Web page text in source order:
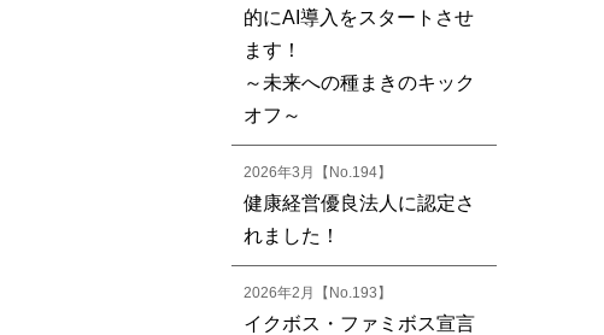
的にAI導入をスタートさせ
ます！
～未来への種まきのキック
オフ～
2026年3月【No.194】
健康経営優良法人に認定さ
れました！
2026年2月【No.193】
イクボス・ファミボス宣言